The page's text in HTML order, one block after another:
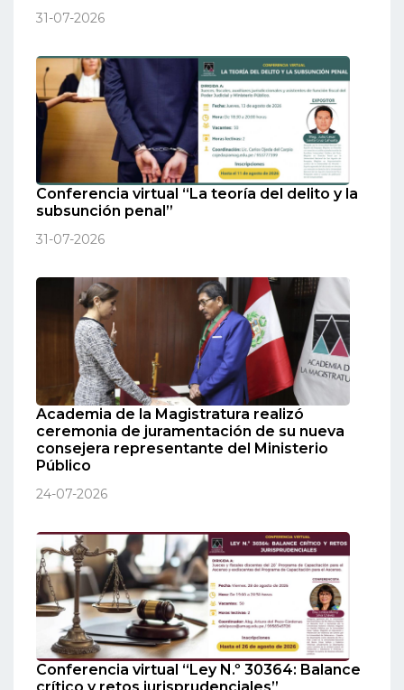
31-07-2026
Conferencia virtual “La teoría del delito y la
subsunción penal”
31-07-2026
Academia de la Magistratura realizó
ceremonia de juramentación de su nueva
consejera representante del Ministerio
Público
24-07-2026
Conferencia virtual “Ley N.º 30364: Balance